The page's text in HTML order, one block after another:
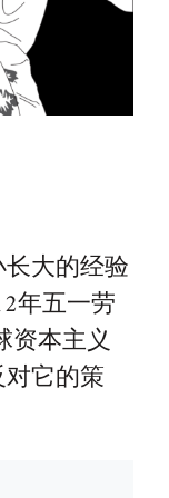
大的经验
年五一劳
资本主义
它的策